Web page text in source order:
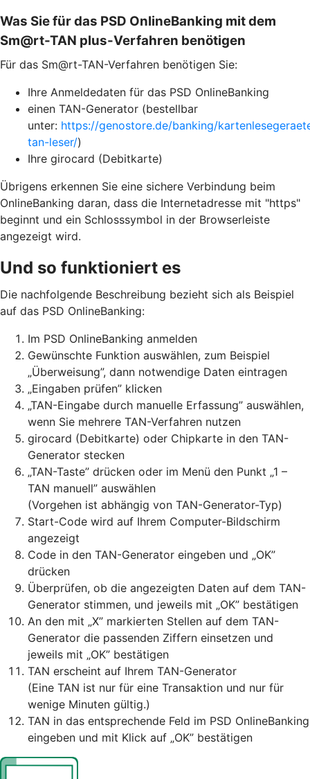
Was Sie für das PSD OnlineBanking mit dem
Sm@rt-TAN plus-Verfahren benötigen
Für das Sm@rt-TAN-Verfahren benötigen Sie:
Ihre Anmeldedaten für das PSD OnlineBanking
einen TAN-Generator (bestellbar
unter: https://genostore.de/banking/
tan-leser/)
Ihre girocard (Debitkarte)
Übrigens erkennen Sie eine sichere Verbindung beim
OnlineBanking daran, dass die Internetadresse mit "https"
beginnt und ein Schlosssymbol in der Browserleiste
angezeigt wird.
Und so funktioniert es
Die nachfolgende Beschreibung bezieht sich als Beispiel
auf das PSD OnlineBanking:
Im PSD OnlineBanking anmelden
Gewünschte Funktion auswählen, zum Beispiel
„Überweisung”, dann notwendige Daten eintragen
„Eingaben prüfen” klicken
„TAN-Eingabe durch manuelle Erfassung” auswählen,
wenn Sie mehrere TAN-Verfahren nutzen
girocard (Debitkarte) oder Chipkarte in den TAN-
Generator stecken
„TAN-Taste” drücken oder im Menü den Punkt „1 –
TAN manuell” auswählen
(Vorgehen ist abhängig von TAN-Generator-Typ)
Start-Code wird auf Ihrem Computer-Bildschirm
angezeigt
Code in den TAN-Generator eingeben und „OK”
drücken
Überprüfen, ob die angezeigten Daten auf dem TAN-
Generator stimmen, und jeweils mit „OK” bestätigen
An den mit „X” markierten Stellen auf dem TAN-
Generator die passenden Ziffern einsetzen und
jeweils mit „OK” bestätigen
TAN erscheint auf Ihrem TAN-Generator
(Eine TAN ist nur für eine Transaktion und nur für
wenige Minuten gültig.)
TAN in das entsprechende Feld im PSD OnlineBanking
eingeben und mit Klick auf „OK” bestätigen